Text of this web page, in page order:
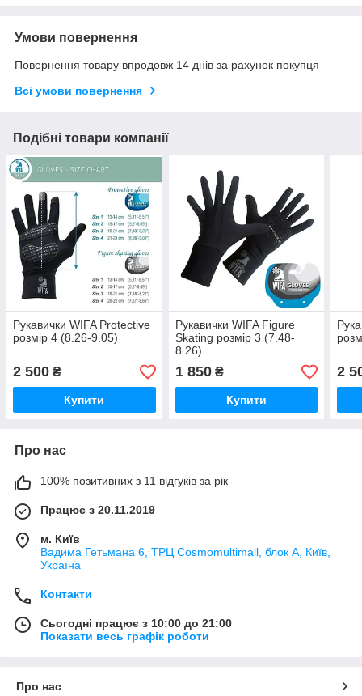
Умови повернення
Повернення товару впродовж 14 днів за рахунок покупця
Всі умови повернення
Подібні товари компанії
Рукавички WIFA Protective
розмір 4 (8.26-9.05)
2 500 ₴
Купити
Рукавички WIFA Figure
Skating розмір 3 (7.48-
8.26)
1 850₴
Купити
2
Про нас
100% позитивних з 11 відгуків за рік
Працює з 20.11.2019
м. Київ
Вадима Гетьмана 6, ТРЦ Cosmomultimall, блок А, Київ,
Україна
Контакти
Сьогодні працює з 10:00 до 21:00
Показати весь графік роботи
Про нас